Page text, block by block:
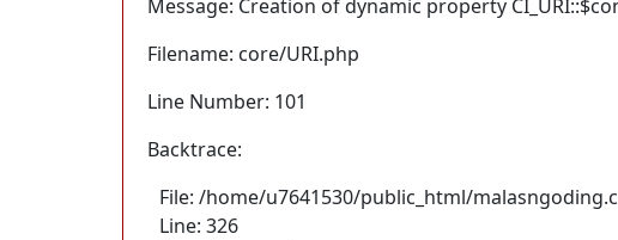
Message: Creation of dynamic property
Filename: core/URI.php
Line Number: 101
Backtrace:
File: /home/u7641530/public_html/
Line: 326